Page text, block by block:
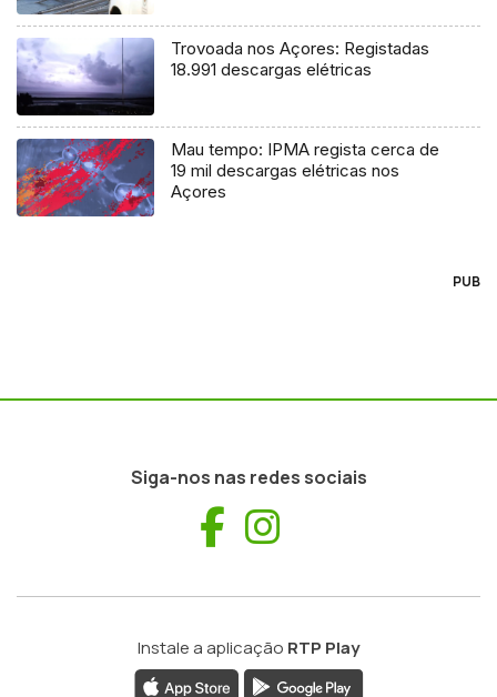
Trovoada nos Açores: Registadas
18.991 descargas elétricas
Mau tempo: IPMA regista cerca de
19 mil descargas elétricas nos
Açores
PUB
Siga-nos nas redes sociais
Facebook
Instale a aplicação RTP Play